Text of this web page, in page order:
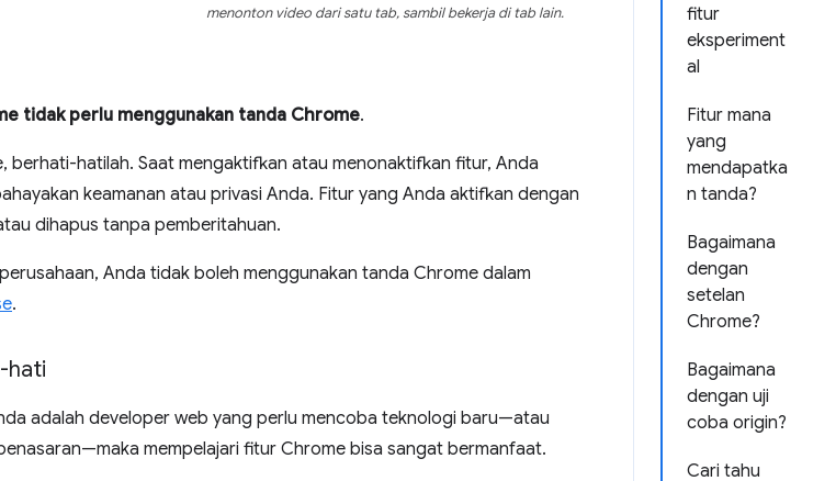
fitur
eksperiment
al
Fitur mana
yang
mendapatka
n tanda?
Bagaimana
dengan
setelan
Chrome?
Bagaimana
dengan uji
coba origin?
Cari tahu
menonton video dari satu tab, sambil bekerja di tab lain.
tidak perlu menggunakan tanda Chrome.
berhati-hatilah. Saat mengaktifkan atau menonaktifkan fitur, Anda
keamanan atau privasi Anda. Fitur yang Anda aktifkan dengan
dihapus tanpa pemberitahuan.
Anda tidak boleh menggunakan tanda Chrome dalam
.
hati
adalah developer web yang perlu mencoba teknologi baru—atau
mempelajari fitur Chrome bisa sangat bermanfaat.